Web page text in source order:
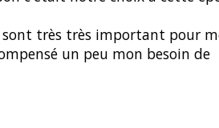
très très important pour
un peu mon besoin de